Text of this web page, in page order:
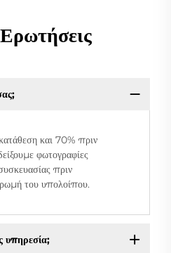
και 70% πριν
φωτογραφίες
πριν
του υπολοίπου.
υπηρεσία;